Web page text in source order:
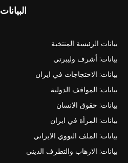
البيانات
بيانات الرئيسة المنتخبة
بيانات: أشرف وليبرتي
بيانات: الاحتجاجات في ايران
بيانات: المواقف الدولية
بيانات: حقوق الانسان
بيانات: المرأة في ايران
بيانات: الملف النووي الايراني
بيانات: الارهاب والتطرف الديني